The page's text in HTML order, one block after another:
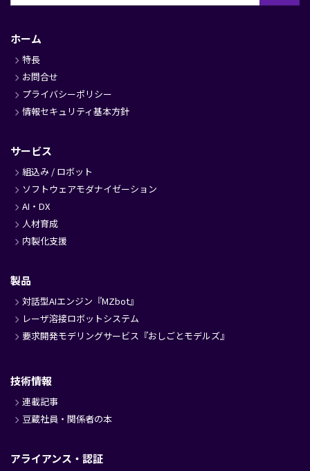
ッ
タ
ー
ホーム
特長
お問合せ
プライバシーポリシー
情報セキュリティ基本方針
サービス
組込み / ロボット
ソフトウェアモダナイゼーション
AI・DX
人材育成
内製化支援
製品
対話型AIエンジン『MZbot』
レーザ溶接ロボットシステム
要求開発モデリングサービス『おしごとモデルズ』
技術情報
連載記事
豆蔵社員・関係者の本
アライアンス・認証